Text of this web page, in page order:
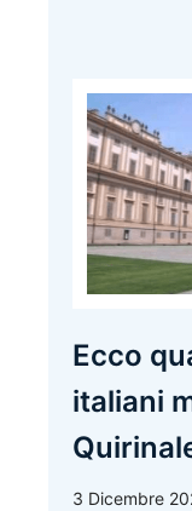
Ecco
italiani
3 Dicembre